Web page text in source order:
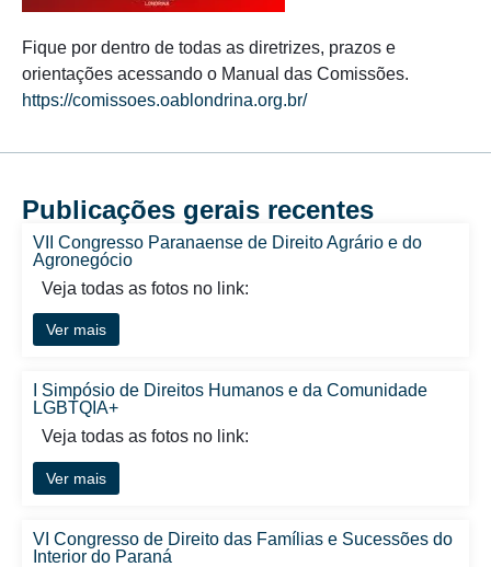
Fique por dentro de todas as diretrizes, prazos e
orientações acessando o Manual das Comissões.
https://comissoes.oablondrina.org.br/
Publicações gerais recentes
VII Congresso Paranaense de Direito Agrário e do
Agronegócio
Veja todas as fotos no link:
Ver mais
I Simpósio de Direitos Humanos e da Comunidade
LGBTQIA+
Veja todas as fotos no link:
Ver mais
VI Congresso de Direito das Famílias e Sucessões do
Interior do Paraná